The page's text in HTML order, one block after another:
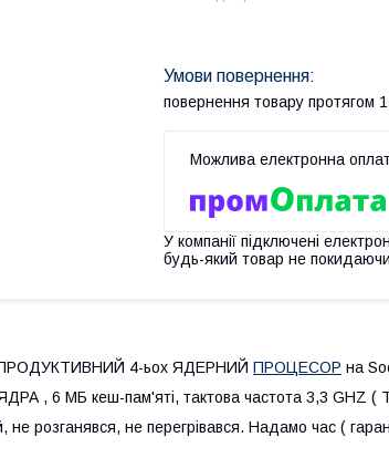
повернення товару протягом
У компанії підключені
будь-який товар не
4-ьох ЯДЕРНИЙ ПРОЦЕСОР на
, 6 МБ кеш-пам'яті, тактова частота 3,3 GHZ (
розганявся, не перегрівався. Надамо час (